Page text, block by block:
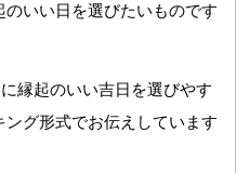
いい日を選びたいものです
縁起のいい吉日を選びやす
グ形式でお伝えしています